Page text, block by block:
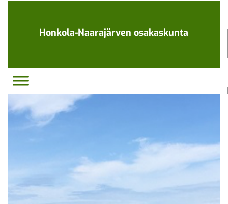
Honkola-Naarajärven osakaskunta